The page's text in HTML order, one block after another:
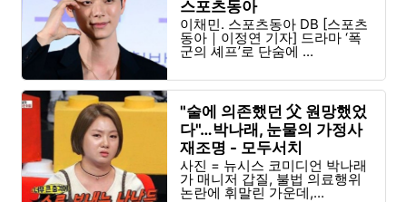
스포츠동아
이채민. 스포츠동아 DB [스포츠
동아｜이정연 기자] 드라마 ‘폭
군의 셰프’로 단숨에 ...
"술에 의존했던 父 원망했었
다"…박나래, 눈물의 가정사
재조명 - 모두서치
사진 = 뉴시스 코미디언 박나래
가 매니저 갑질, 불법 의료행위
논란에 휘말린 가운데,...